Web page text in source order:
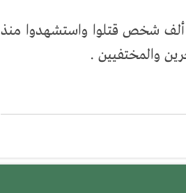
وحسب المرصد السوري لحقوق الإنسان ، فأن نحو 618 ألف شخص قتلوا واستشهدوا منذ